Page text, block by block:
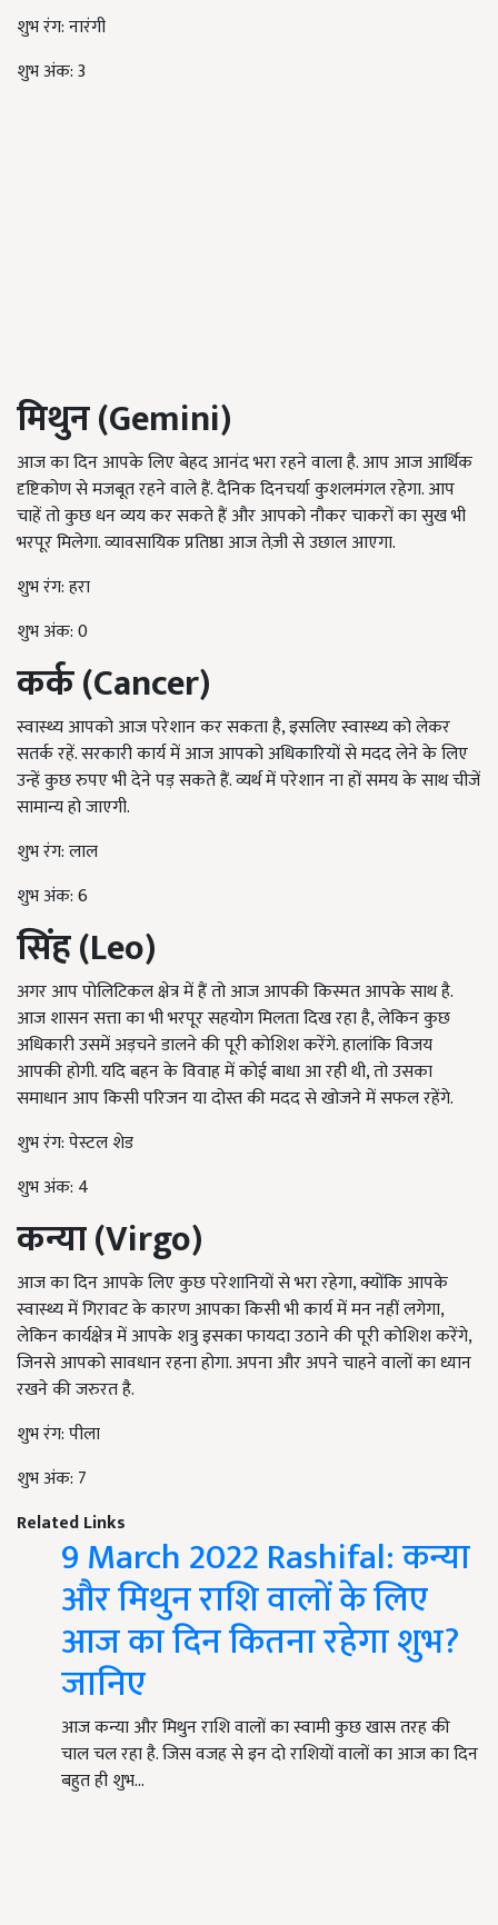
शुभ रंग: नारंगी
शुभ अंक: 3
मिथुन (Gemini)
आज का दिन आपके लिए बेहद आनंद भरा रहने वाला है. आप आज आर्थिक
दृष्टिकोण से मजबूत रहने वाले हैं. दैनिक दिनचर्या कुशलमंगल रहेगा. आप
चाहें तो कुछ धन व्यय कर सकते हैं और आपको नौकर चाकरों का सुख भी
भरपूर मिलेगा. व्यावसायिक प्रतिष्ठा आज तेज़ी से उछाल आएगा.
शुभ रंग: हरा
शुभ अंक: 0
कर्क (Cancer)
स्वास्थ्य आपको आज परेशान कर सकता है, इसलिए स्वास्थ्य को लेकर
सतर्क रहें. सरकारी कार्य में आज आपको अधिकारियों से मदद लेने के लिए
उन्हें कुछ रुपए भी देने पड़ सकते हैं. व्यर्थ में परेशान ना हों समय के साथ चीजें
सामान्य हो जाएगी.
शुभ रंग: लाल
शुभ अंक: 6
सिंह (Leo)
अगर आप पोलिटिकल क्षेत्र में हैं तो आज आपकी किस्मत आपके साथ है.
आज शासन सत्ता का भी भरपूर सहयोग मिलता दिख रहा है, लेकिन कुछ
अधिकारी उसमें अड़चने डालने की पूरी कोशिश करेंगे. हालांकि विजय
आपकी होगी. यदि बहन के विवाह में कोई बाधा आ रही थी, तो उसका
समाधान आप किसी परिजन या दोस्त की मदद से खोजने में सफल रहेंगे.
शुभ रंग: पेस्टल शेड
शुभ अंक: 4
कन्या (Virgo)
आज का दिन आपके लिए कुछ परेशानियों से भरा रहेगा, क्योंकि आपके
स्वास्थ्य में गिरावट के कारण आपका किसी भी कार्य में मन नहीं लगेगा,
लेकिन कार्यक्षेत्र में आपके शत्रु इसका फायदा उठाने की पूरी कोशिश करेंगे,
जिनसे आपको सावधान रहना होगा. अपना और अपने चाहने वालों का ध्यान
रखने की जरुरत है.
शुभ रंग: पीला
शुभ अंक: 7
Related Links
9 March 2022 Rashifal: कन्या
और मिथुन राशि वालों के लिए
आज का दिन कितना रहेगा शुभ?
जानिए
आज कन्या और मिथुन राशि वालों का स्वामी कुछ खास तरह की
चाल चल रहा है. जिस वजह से इन दो राशियों वालों का आज का दिन
बहुत ही शुभ…